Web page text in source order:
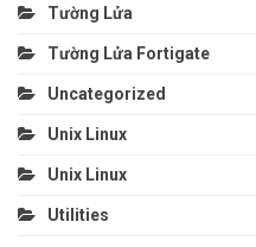
Tường Lửa
Tường Lửa Fortigate
Uncategorized
Unix Linux
Unix Linux
Utilities